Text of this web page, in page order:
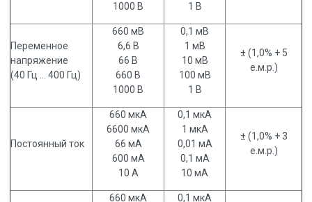
1000 В
1 В
Переменное
напряжение
(40 Гц … 400 Гц)
660 мВ
6,6 В
66 В
660 В
1000 В
0,1 мВ
1 мВ
10 мВ
100 мВ
1 В
± (1,0% + 5
е.м.р.)
Постоянный ток
660 мкА
6600 мкА
66 мА
600 мА
10 А
0,1 мкА
1 мкА
0,01 мА
0,1 мА
10 мА
± (1,0% + 3
е.м.р.)
660 мкА
0,1 мкА